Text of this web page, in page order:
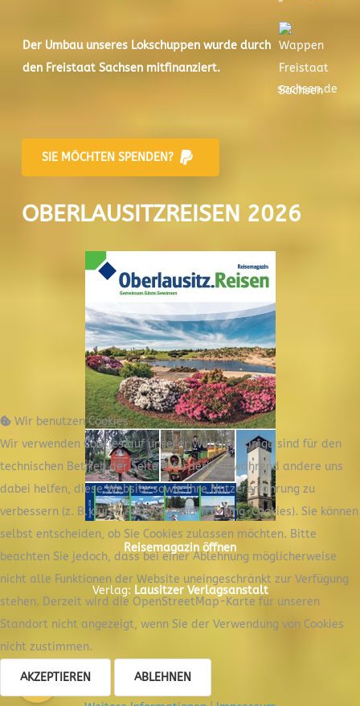
Der Umbau unseres Lokschuppen wurde durch
den Freistaat Sachsen mitfinanziert.
sachsen.de
SIE MÖCHTEN SPENDEN?
OBERLAUSITZREISEN 2026
Reisemagazin öffnen
Verlag: Lausitzer Verlagsanstalt
Wir benutzen Cookies
Wir verwenden Cookies auf unserer Website. Einige sind für den
technischen Betrieb der Seite erforderlich, während andere uns
dabei helfen, diese Website sowie Ihre Nutzererfahrung zu
verbessern (z. B. durch Analyse- und Tracking-Cookies). Sie können
selbst entscheiden, ob Sie Cookies zulassen möchten. Bitte
beachten Sie jedoch, dass bei einer Ablehnung möglicherweise
nicht alle Funktionen der Website uneingeschränkt zur Verfügung
stehen. Derzeit wird die OpenStreetMap-Karte für unseren
Standort nicht angezeigt, wenn Sie der Verwendung von Cookies
nicht zustimmen.
AKZEPTIEREN ABLEHNEN